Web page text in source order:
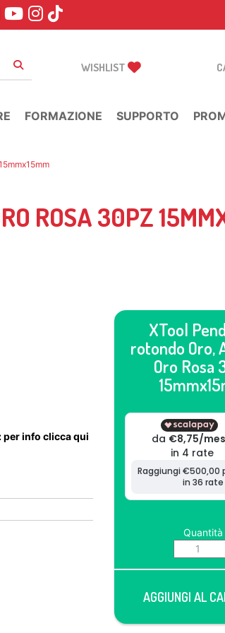
WISHLIST
FORMAZIONE SUPPORTO
ROSA 30PZ
per info clicca qui
XTool
rotondo Oro,
Oro Rosa
Quantità
AGGIUNGI AL